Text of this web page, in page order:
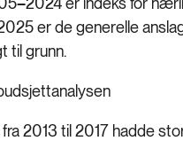
er de generelle
til grunn.
2013 til 2017 hadde